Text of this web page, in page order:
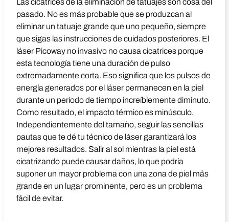
Las cicatrices de la eliminación de tatuajes son cosa del
pasado. No es más probable que se produzcan al
eliminar un tatuaje grande que uno pequeño, siempre
que sigas las instrucciones de cuidados posteriores. El
láser Picoway no invasivo no causa cicatrices porque
esta tecnología tiene una duración de pulso
extremadamente corta. Eso significa que los pulsos de
energía generados por el láser permanecen en la piel
durante un periodo de tiempo increíblemente diminuto.
Como resultado, el impacto térmico es minúsculo.
Independientemente del tamaño, seguir las sencillas
pautas que te dé tu técnico de láser garantizará los
mejores resultados. Salir al sol mientras la piel está
cicatrizando puede causar daños, lo que podría
suponer un mayor problema con una zona de piel más
grande en un lugar prominente, pero es un problema
fácil de evitar.